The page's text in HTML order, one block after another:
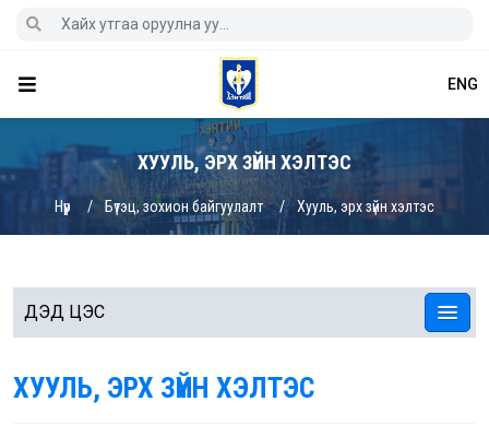
ENG
ХУУЛЬ, ЭРХ ЗҮЙН ХЭЛТЭС
Нүүр Бүтэц, зохион байгуулалт Хууль, эрх зүйн хэлтэс
ДЭД ЦЭС
ХУУЛЬ, ЭРХ ЗҮЙН ХЭЛТЭС